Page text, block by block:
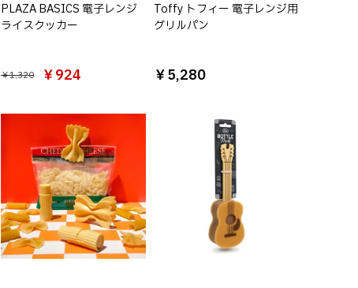
PLAZA BASICS 電子レンジ
ライスクッカー
￥1,320 ￥924
Toffy トフィー 電子レンジ用
グリルパン
￥5,280